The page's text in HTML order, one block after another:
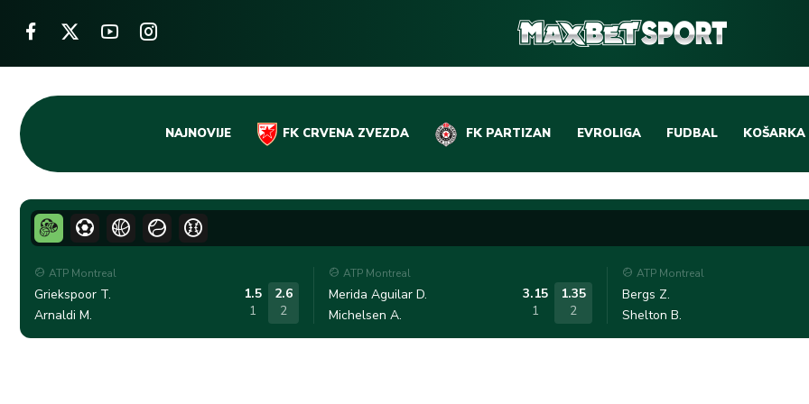
Skip
content
NAJNOVIJE FK CRVENA ZVEZDA FK PARTIZAN EVROLIGA FUDBAL
DOMAĆI FUDBAL
LIGE PETICE
KOŠARKA
EVROLIGA
ABA LIGA
ATP Montreal
Griekspoor T.
Arnaldi M.
1.5
1
2.6
2
ATP Montreal
Merida Aguilar D.
Michelsen A.
3.15
1
1.35
2
ATP Montreal
Bergs Z.
Shelton B.